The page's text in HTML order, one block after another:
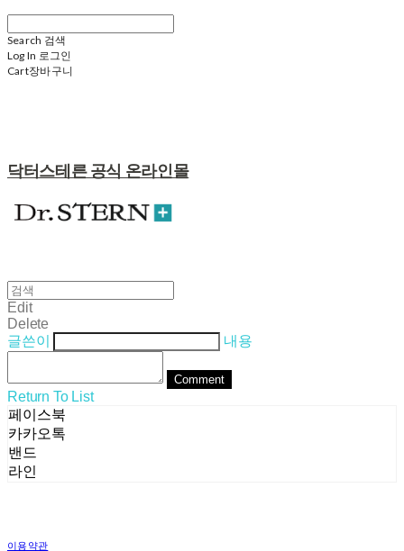
Search 검색
Log In 로그인
Cart장바구니
닥터스테른 공식 온라인몰
Edit
Delete
글쓴이
내용
Comment
Return To List
페이스북
카카오톡
밴드
라인
이용약관